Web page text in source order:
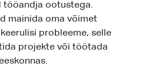
tööandja ootustega.
mainida oma võimet
probleeme, selle
projekte või töötada